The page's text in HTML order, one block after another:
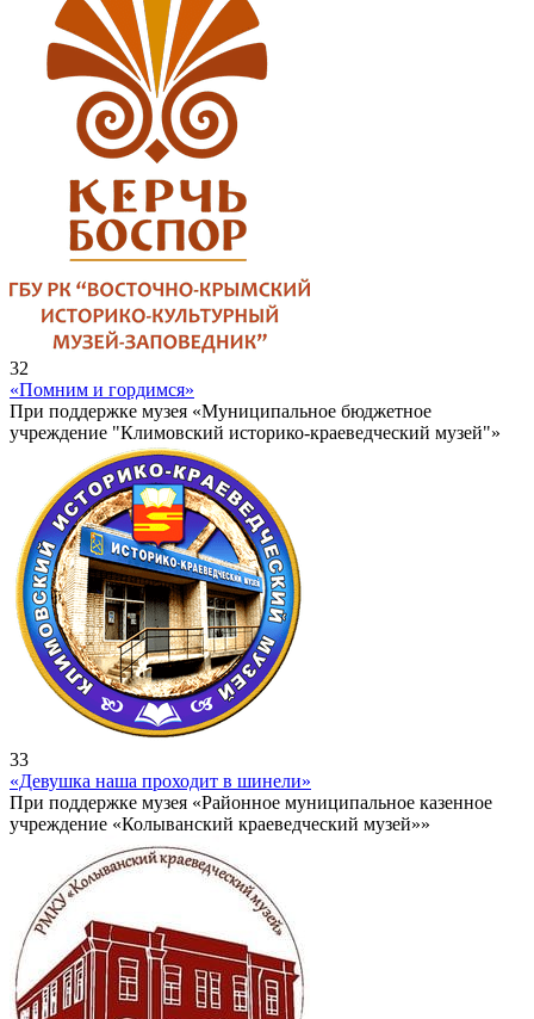
32
«Помним и гордимся»
При поддержке музея «Муниципальное бюджетное
учреждение "Климовский историко-краеведческий музей"»
33
«Девушка наша проходит в шинели»
При поддержке музея «Районное муниципальное казенное
учреждение «Колыванский краеведческий музей»»